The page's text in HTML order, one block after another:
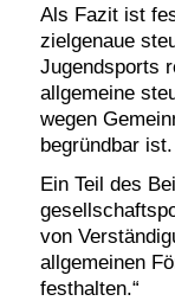
Als Fazit ist
zielgenaue
Jugendsports
allgemeine
wegen
begründbar ist.
Ein Teil des
von
allgemeinen
festhalten.“